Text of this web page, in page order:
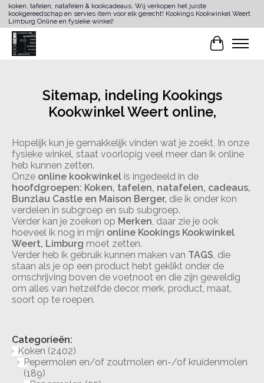
koken, tafelen, natafelen & kookcadeaus. Wij verkopen het juiste
kookgereedschap en servies item voor elk gerecht! Kookings Kookwinkel Weert
Limburg Online en fysieke winkel!
Sitemap, indeling Kookings
Kookwinkel Weert online,
Hopelijk kun je gemakkelijk vinden wat je zoekt, In onze
fysieke winkel, staat voorlopig veel meer dan ik online
heb kunnen zetten.
Onze online kookwinkel is ingedeeld in de
hoofdgroepen: Koken, tafelen, natafelen, cadeaus,
Bunzlau Castle en Maison Berger, die ik onder kon
verdelen in subgroep en sub subgroep.
Verder kan je zoeken op Merken, daar zie je ook
hoeveel ik nog in mijn online Kookings Kookwinkel
Weert, Limburg moet zetten.
Verder heb ik gebruik kunnen maken van TAGS, die
staan als je op een product hebt geklikt onder de
omschrijving boven de voetnoot en die zijn geweldig
om alles van hetzelfde decor, merk, product, maat,
soort op te roepen.
Categorieën:
Koken (2402)
Pepermolen en/of zoutmolen en-/of kruidenmolen
(189)